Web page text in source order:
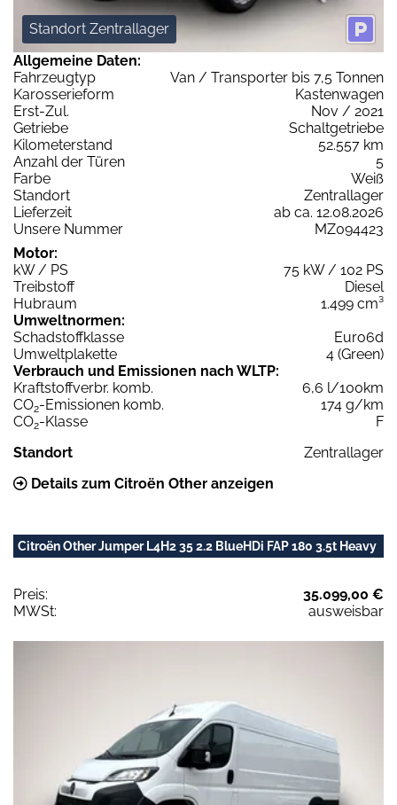
Standort Zentrallager
Allgemeine Daten:
Fahrzeugtyp
Van / Transporter bis 7,5 Tonnen
Karosserieform
Kastenwagen
Erst-Zul.
Nov / 2021
Getriebe
Schaltgetriebe
Kilometerstand
52.557 km
Anzahl der Türen
5
Farbe
Weiß
Standort
Zentrallager
Lieferzeit
ab ca. 12.08.2026
Unsere Nummer
MZ094423
Motor:
kW / PS
75 kW / 102 PS
Treibstoff
Diesel
Hubraum
1.499 cm³
Umweltnormen:
Schadstoffklasse
Euro6d
Umweltplakette
4 (Green)
Verbrauch und Emissionen nach WLTP:
Kraftstoffverbr. komb.
6,6 l/100km
CO2-Emissionen komb.
174 g/km
CO2-Klasse
F
Standort
Zentrallager
Details zum Citroën Other anzeigen
Citroën Other Jumper L4H2 35 2.2 BlueHDi FAP 180 3.5t Heavy
Preis:
35.099,00 €
MWSt:
ausweisbar